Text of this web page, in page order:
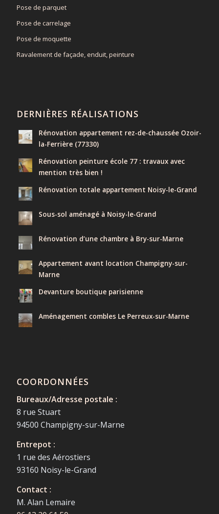
Pose de parquet
Pose de carrelage
Pose de moquette
Ravalement de façade, enduit, peinture
DERNIÈRES RÉALISATIONS
Rénovation appartement rez-de-chaussée Ozoir-
la-Ferrière (77330)
Rénovation peinture école 77 : travaux avec
mention très bien !
Rénovation totale appartement Noisy-le-Grand
Sous-sol aménagé à Noisy-le-Grand
Rénovation d’une chambre à Bry-sur-Marne
Appartement avant location Champigny-sur-
Marne
Devanture boutique parisienne
Aménagement combles Le Perreux-sur-Marne
COORDONNÉES
Bureaux/Adresse postale :
8 rue Stuart
94500 Champigny-sur-Marne
Entrepot :
1 rue des Aérostiers
93160 Noisy-le-Grand
Contact :
M. Alan Lemaire